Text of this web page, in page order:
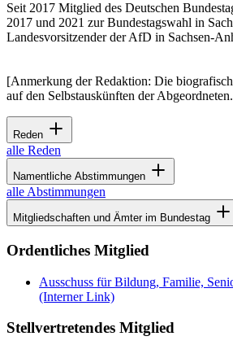
Seit 2017 Mitglied des Deutschen
2017 und 2021 zur Bundestagswahl in
Landesvorsitzender der AfD in Sachsen-
[Anmerkung der Redaktion: Die
auf den Selbstauskünften der
Reden
alle Reden
Namentliche Abstimmungen
alle Abstimmungen
Mitgliedschaften und Ämter im Bundestag
Ordentliches Mitglied
Ausschuss für Bildung, Familie,
(Interner Link)
Stellvertretendes Mitglied